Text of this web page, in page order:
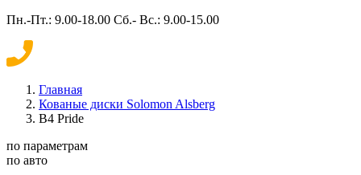
Пн.-Пт.: 9.00-18.00 Сб.- Вс.: 9.00-15.00
Главная
Кованые диски Solomon Alsberg
B4 Pride
по параметрам
по авто